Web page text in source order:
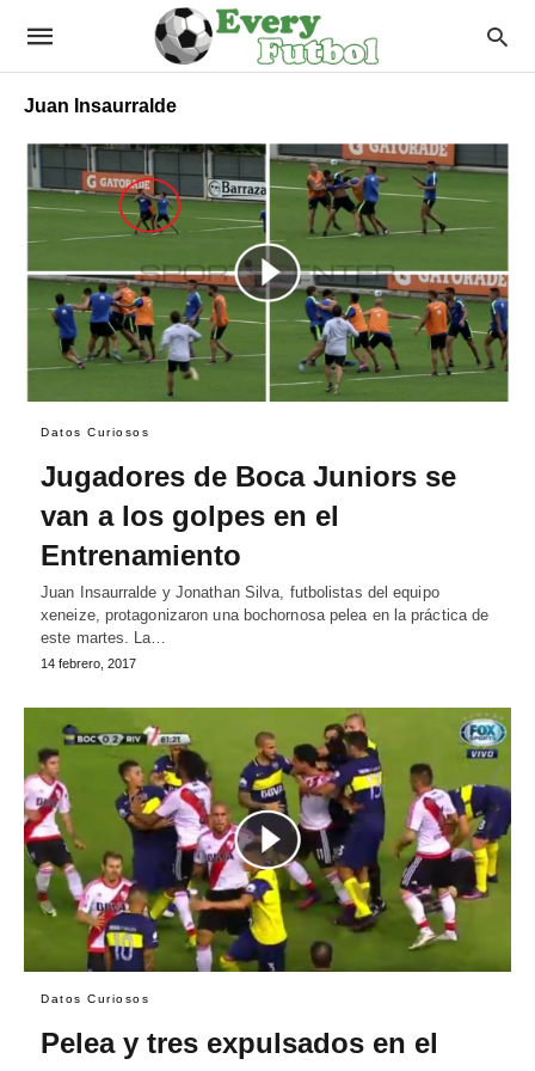
Juan Insaurralde
Datos Curiosos
Jugadores de Boca Juniors se
van a los golpes en el
Entrenamiento
Juan Insaurralde y Jonathan Silva, futbolistas del equipo
xeneize, protagonizaron una bochornosa pelea en la práctica de
este martes. La…
14 febrero, 2017
Datos Curiosos
Pelea y tres expulsados en el